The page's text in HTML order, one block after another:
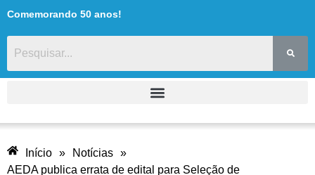
Comemorando 50 anos!
Início » Notícias »
AEDA publica errata de edital para Seleção de